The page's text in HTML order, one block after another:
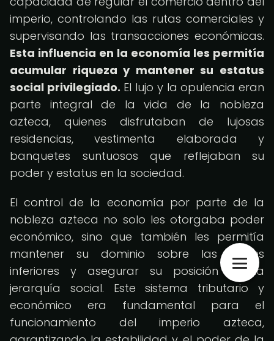
imperio, controlando las rutas comerciales y
supervisando las transacciones económicas.
Esta influencia en la economía les permitía
acumular riqueza y mantener su estatus
social privilegiado. El lujo y la opulencia eran
parte integral de la vida de la nobleza
azteca, quienes disfrutaban de lujosas
residencias, vestimenta elaborada y
banquetes suntuosos que reflejaban su
poder y estatus en la sociedad.
El control de la economía por parte de la
nobleza azteca no solo les otorgaba poder
económico, sino que también les permitía
mantener su dominio sobre las clases
inferiores y asegurar su posición en la
jerarquía social. Este sistema tributario y
económico era fundamental para el
funcionamiento del imperio azteca,